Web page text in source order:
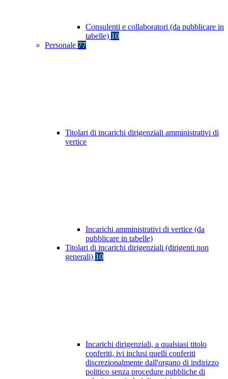
Consulenti e collaboratori (da pubblicare in
tabelle) 10
Personale 77
Titolari di incarichi dirigenziali amministrativi di
vertice
Incarichi amministrativi di vertice (da
pubblicare in tabelle)
Titolari di incarichi dirigenziali (dirigenti non
generali) 10
Incarichi dirigenziali, a qualsiasi titolo
conferiti, ivi inclusi quelli conferiti
discrezionalmente dall'organo di indirizzo
politico senza procedure pubbliche di